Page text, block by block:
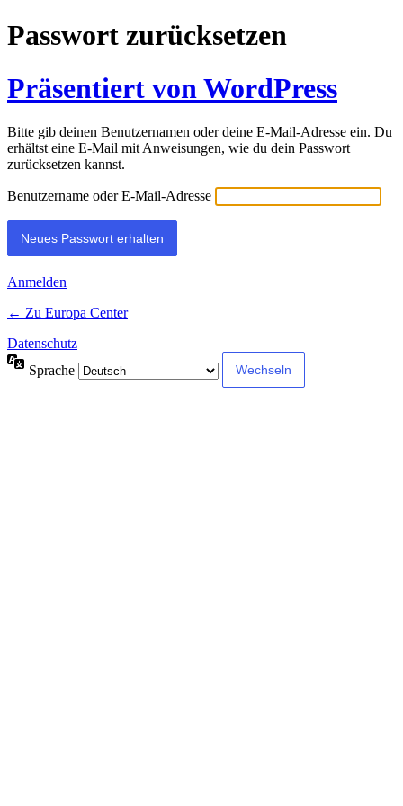
Passwort zurücksetzen
Präsentiert von WordPress
Bitte gib deinen Benutzernamen oder deine E-Mail-Adresse ein. Du
erhältst eine E-Mail mit Anweisungen, wie du dein Passwort
zurücksetzen kannst.
Benutzername oder E-Mail-Adresse
Anmelden
← Zu Europa Center
Datenschutz
Sprache